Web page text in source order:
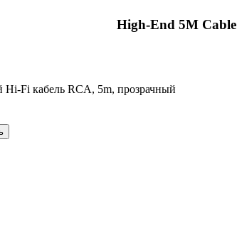
High-End 5M Cable
Fi кабель RCA, 5m, прозрачный